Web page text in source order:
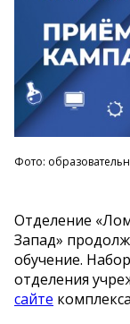
Фото:
Отделение
Запад»
обучение.
отделения
сайте